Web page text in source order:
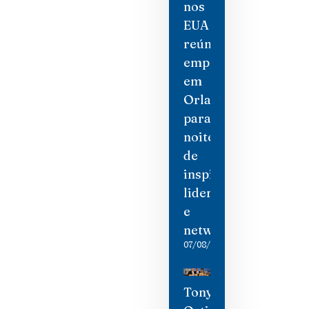
nos
EUA
reúne
empresárias
em
Orlando
para
noite
de
inspiração,
liderança
e
networking
07/08/2026
Tony